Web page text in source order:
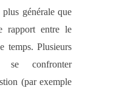
plus générale que
rapport entre le
temps. Plusieurs
se confronter
(par exemple